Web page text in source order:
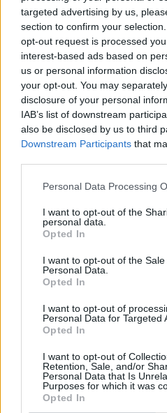
targeted advertising by us,
section to confirm your
opt-out request is processed
interest-based ads based on
us or personal information
your opt-out. You may
disclosure of your personal
IAB’s list of downstream
also be disclosed by us to third
Downstream Participants that
Personal Data Processing
I want to opt-out of the
personal data.
Opted In
I want to opt-out of the
Personal Data.
Opted In
I want to opt-out of
Personal Data for Targeted
Opted In
I want to opt-out of
Retention, Sale, and/or
Personal Data that Is
Purposes for which it was
Opted In
06 września 2021, 21:29
Opozycja
Andrzej Duda.
się – wstawił post